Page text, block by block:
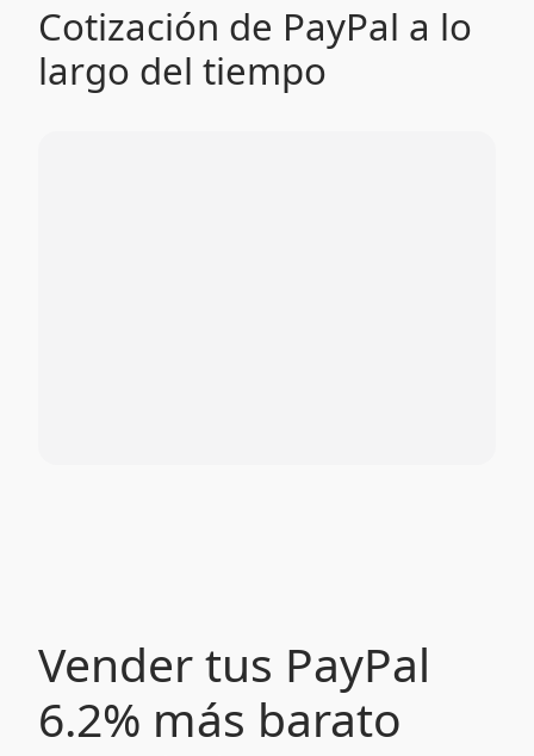
Cotización de PayPal a lo
largo del tiempo
Vender tus PayPal
6.2% más barato